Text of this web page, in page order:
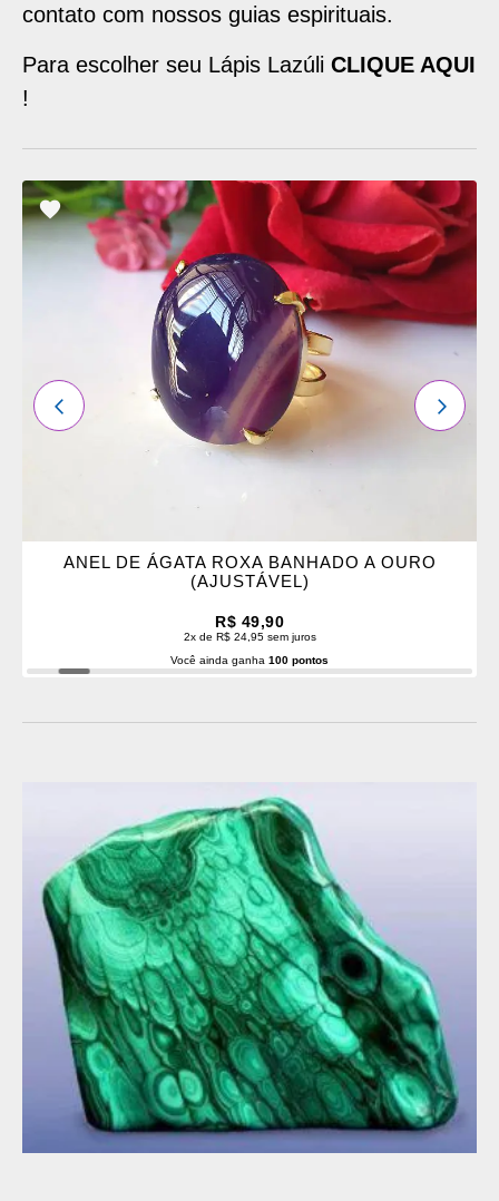
contato com nossos guias espirituais.
Para escolher seu Lápis Lazúli CLIQUE AQUI
!
ADICIONAR
ANEL DE ÁGATA ROXA BANHADO A OURO
(AJUSTÁVEL)
R$ 49,90
2x de R$ 24,95 sem juros
Você ainda ganha 100 pontos
ANTERIOR